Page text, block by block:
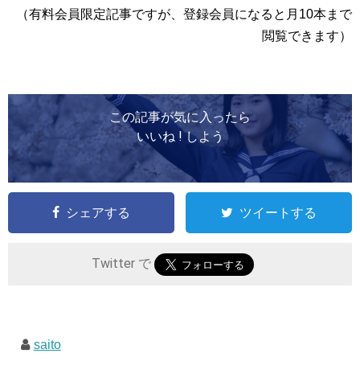
（有料会員限定記事ですが、登録会員になると月10本まで
閲覧できます）
この記事が気に入ったら
いいね ! しよう
シェアする ツイートする
Twitter で
saito